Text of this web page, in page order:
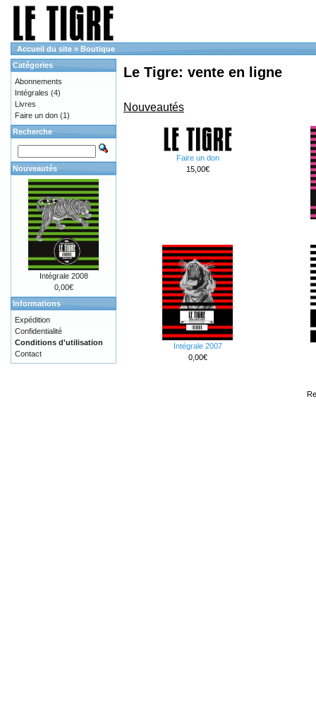
Accueil du site » Boutique
Le Tigre: vente en ligne
Nouveautés
Faire un don
15,00€
Intégrale 2007
0,00€
Catégories
Abonnements
Intégrales (4)
Livres
Faire un don (1)
Recherche
Nouveautés
Intégrale 2008
0,00€
Informations
Expédition
Confidentialité
Conditions d'utilisation
Contact